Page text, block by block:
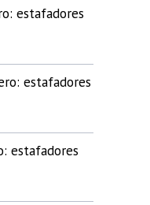
estafadores
estafadores
estafadores